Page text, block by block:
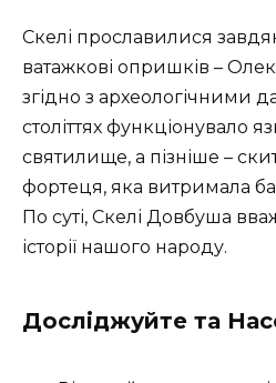
Скелі прославилися
ватажкові опришків –
згідно з археологічними
століттях функціонувало
святилище, а пізніше –
фортеця, яка витримала
По суті, Скелі Довбуша
історії нашого народу.
Досліджуйте та